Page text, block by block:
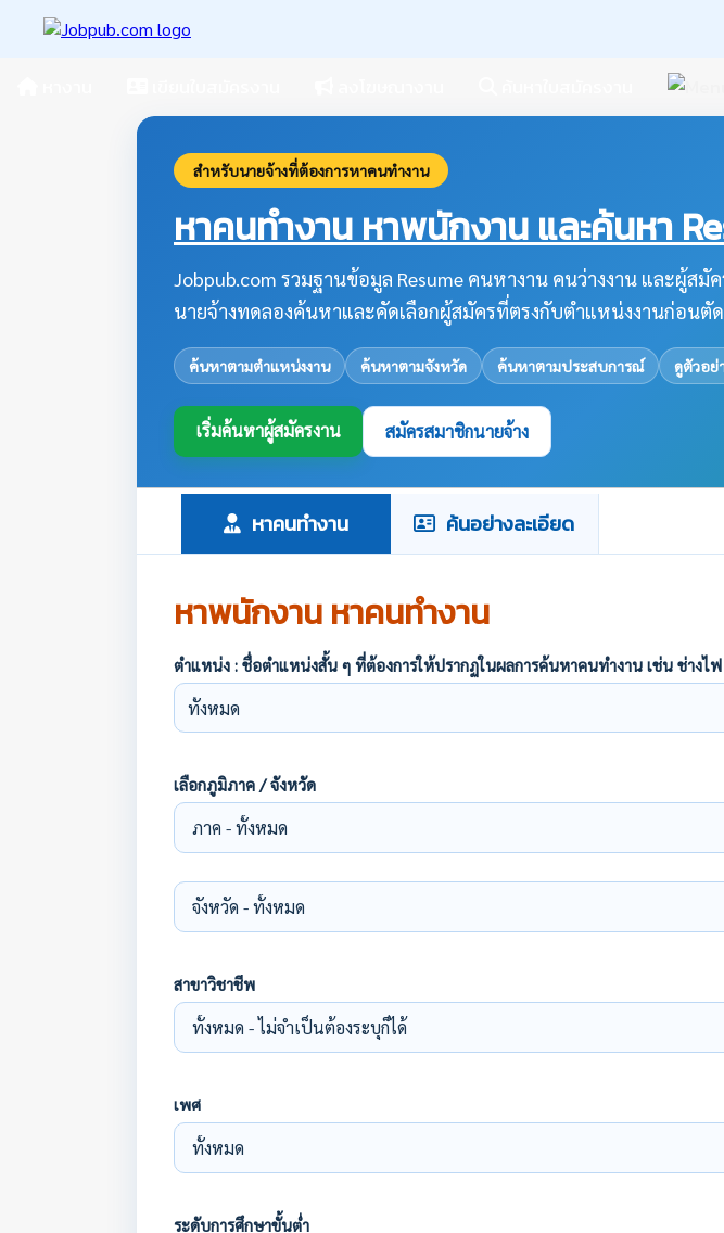
สำหรับนายจ้างที่ต้องการหาคนทำงาน
หาคนทำงาน หาพนักงาน และค้นหา
Jobpub.com รวมฐานข้อมูล Resume คนหางาน คนว่างงาน และผู้ส
นายจ้างทดลองค้นหาและคัดเลือกผู้สมัครที่ตรงกับตำแหน่งงานก่อนตั
ค้นหาตามตำแหน่งงาน ค้นหาตามจังหวัด ค้นหาตามประสบการณ์ ดูตัวอย่
เริ่มค้นหาผู้สมัครงาน สมัครสมาชิกนายจ้าง
หาคนทำงาน ค้นอย่างละเอียด
หาพนักงาน หาคนทำงาน
ตำแหน่ง : ชื่อตำแหน่งสั้น ๆ ที่ต้องการให้ปรากฏในผลการค้นหาคนทำงาน เช่น ช่างไฟ
เลือกภูมิภาค / จังหวัด
สาขาวิชาชีพ
เพศ
ระดับการศึกษาขั้นต่ำ